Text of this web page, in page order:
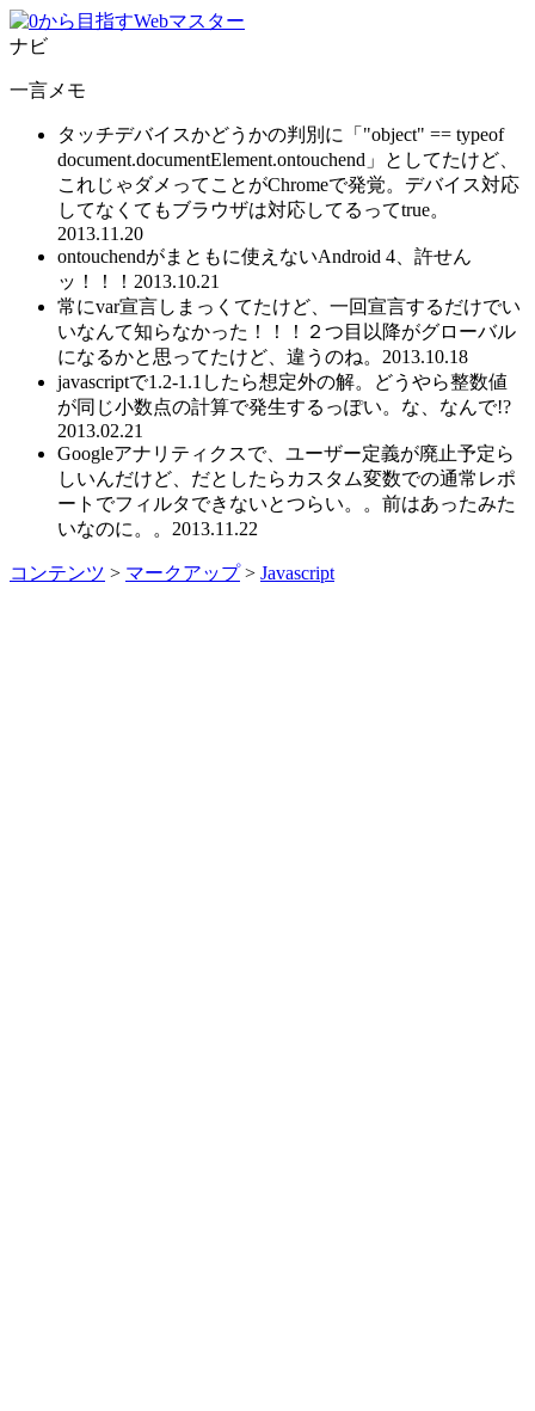
ナビ
一言メモ
タッチデバイスかどうかの判別に「"object" == typeof
document.documentElement.ontouchend」としてたけど、
これじゃダメってことがChromeで発覚。デバイス対応
してなくてもブラウザは対応してるってtrue。
2013.11.20
ontouchendがまともに使えないAndroid 4、許せん
ッ！！！ 2013.10.21
常にvar宣言しまっくてたけど、一回宣言するだけでい
いなんて知らなかった！！！２つ目以降がグローバル
になるかと思ってたけど、違うのね。 2013.10.18
javascriptで1.2-1.1したら想定外の解。どうやら整数値
が同じ小数点の計算で発生するっぽい。な、なんで!?
2013.02.21
Googleアナリティクスで、ユーザー定義が廃止予定ら
しいんだけど、だとしたらカスタム変数での通常レポ
ートでフィルタできないとつらい。。前はあったみた
いなのに。。 2013.11.22
コンテンツ > マークアップ> Javascript